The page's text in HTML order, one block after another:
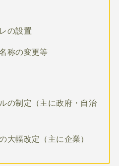
の設置
称の変更等
の制定（主に政府・自治
大幅改定（主に企業）